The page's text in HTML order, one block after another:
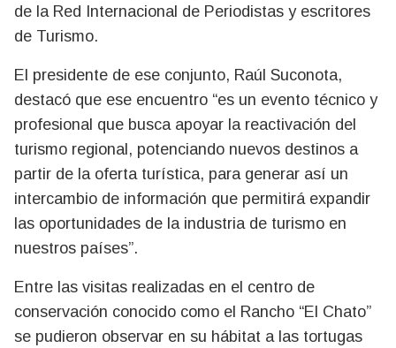
de la Red Internacional de Periodistas y escritores
de Turismo.
El presidente de ese conjunto, Raúl Suconota,
destacó que ese encuentro “es un evento técnico y
profesional que busca apoyar la reactivación del
turismo regional, potenciando nuevos destinos a
partir de la oferta turística, para generar así un
intercambio de información que permitirá expandir
las oportunidades de la industria de turismo en
nuestros países”.
Entre las visitas realizadas en el centro de
conservación conocido como el Rancho “El Chato”
se pudieron observar en su hábitat a las tortugas